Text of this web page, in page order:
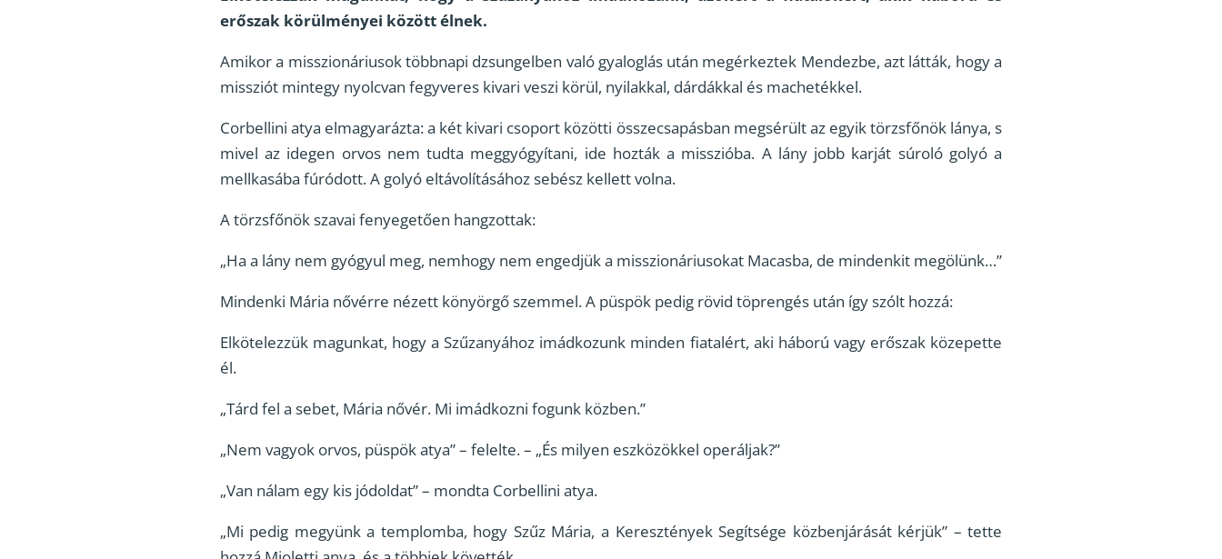
erőszak körülményei között élnek.
Amikor a misszionáriusok többnapi dzsungelben való gyaloglás után megérkeztek Mendezbe, azt látták, hogy a
missziót mintegy nyolcvan fegyveres kivari veszi körül, nyilakkal, dárdákkal és machetékkel.
Corbellini atya elmagyarázta: a két kivari csoport közötti összecsapásban megsérült az egyik törzsfőnök lánya, s
mivel az idegen orvos nem tudta meggyógyítani, ide hozták a misszióba. A lány jobb karját súroló golyó a
mellkasába fúródott. A golyó eltávolításához sebész kellett volna.
A törzsfőnök szavai fenyegetően hangzottak:
„Ha a lány nem gyógyul meg, nemhogy nem engedjük a misszionáriusokat Macasba, de mindenkit megölünk…”
Mindenki Mária nővérre nézett könyörgő szemmel. A püspök pedig rövid töprengés után így szólt hozzá:
Elkötelezzük magunkat, hogy a Szűzanyához imádkozunk minden fiatalért, aki háború vagy erőszak közepette
él.
„Tárd fel a sebet, Mária nővér. Mi imádkozni fogunk közben.”
„Nem vagyok orvos, püspök atya” – felelte. – „És milyen eszközökkel operáljak?”
„Van nálam egy kis jódoldat” – mondta Corbellini atya.
„Mi pedig megyünk a templomba, hogy Szűz Mária, a Keresztények Segítsége közbenjárását kérjük” – tette